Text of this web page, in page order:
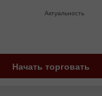
Актуальность
Начать торговать